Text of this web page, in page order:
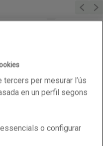
on servim a domicili.
Fes clic aquí
per mesurar l’ús
en un perfil segons
o configurar